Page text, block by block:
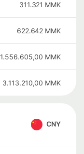
311.321 MMK
622.642 MMK
1.556.605,00 MMK
3.113.210,00 MMK
CNY